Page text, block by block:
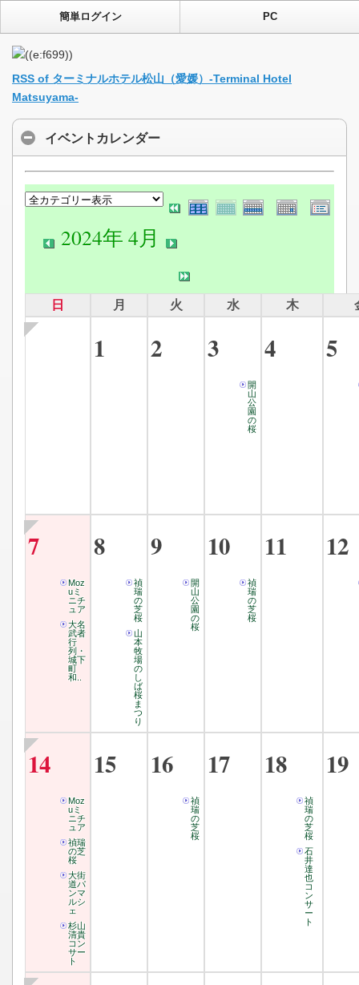
簡単ログイン PC
RSS of ターミナルホテル松山（愛媛）-Terminal Hotel
Matsuyama-
イベントカレンダー
2024年 4月
日 月 火 水 木
1 2 3
開
山
公
園
の
桜
4 5
7
Moz
uミ
ニチ
ュア
大名
武者
行
列・
城下
町
和..
8
禎
瑞
の
芝
桜
山
本
牧
場
の
し
ば
桜
ま
つ
り
9
開
山
公
園
の
桜
10
禎
瑞
の
芝
桜
11 12
14
Moz
uミ
ニチ
ュア
禎瑞
の芝
桜
大街
道パ
ンマ
ルシ
ェ
杉山
清貴
コン
サー
ト
15 16
禎
瑞
の
芝
桜
17 18
禎
瑞
の
芝
桜
石
井
達
也
コ
ン
サ
ー
ト
19